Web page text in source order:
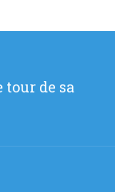
tour de sa